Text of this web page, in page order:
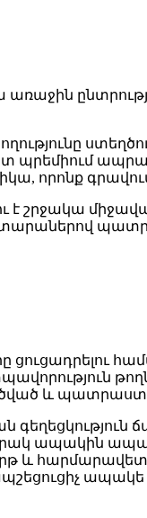
առաջին
պրեմիում
որոնք
է շրջակա
տարաներով
ցուցադրելու
և
ապակին
և հարմարավետ
ապակե